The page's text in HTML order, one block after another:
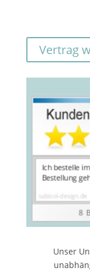
Vertrag
Unser